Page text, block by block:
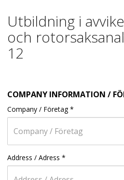
Utbildning i
och
12
COMPANY INFORMATION /
Company / Företag*
Address / Adress *